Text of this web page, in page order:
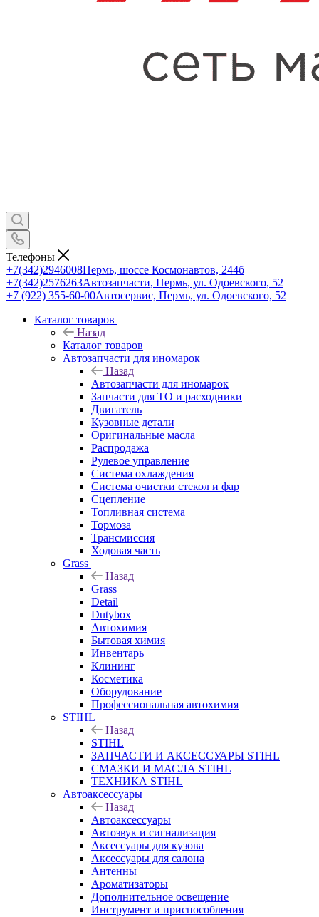
Телефоны
+7(342)2946008Пермь, шоссе Космонавтов, 244б
+7(342)2576263Автозапчасти, Пермь, ул. Одоевского, 52
+7 (922) 355-60-00Автосервис, Пермь, ул. Одоевского, 52
Каталог товаров
Назад
Каталог товаров
Автозапчасти для иномарок
Назад
Автозапчасти для иномарок
Запчасти для ТО и расходники
Двигатель
Кузовные детали
Оригинальные масла
Распродажа
Рулевое управление
Система охлаждения
Система очистки стекол и фар
Сцепление
Топливная система
Тормоза
Трансмиссия
Ходовая часть
Grass
Назад
Grass
Detail
Dutybox
Автохимия
Бытовая химия
Инвентарь
Клининг
Косметика
Оборудование
Профессиональная автохимия
STIHL
Назад
STIHL
ЗАПЧАСТИ И АКСЕССУАРЫ STIHL
СМАЗКИ И МАСЛА STIHL
ТЕХНИКА STIHL
Автоаксессуары
Назад
Автоаксессуары
Автозвук и сигнализация
Аксессуары для кузова
Аксессуары для салона
Антенны
Ароматизаторы
Дополнительное освещение
Инструмент и приспособления